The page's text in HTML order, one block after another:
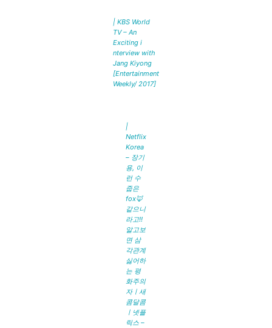
| KBS World
TV – An
Exciting i
nterview with
Jang Kiyong
[Entertainment
Weekly/ 2017]
|
Netflix
Korea
– 장기
용, 이
런 수
줍은
fox🦊
같으니
라고!!
알고보
면 삼
각관계
싫어하
는 평
화주의
자ㅣ새
콤달콤
ㅣ넷플
릭스 –